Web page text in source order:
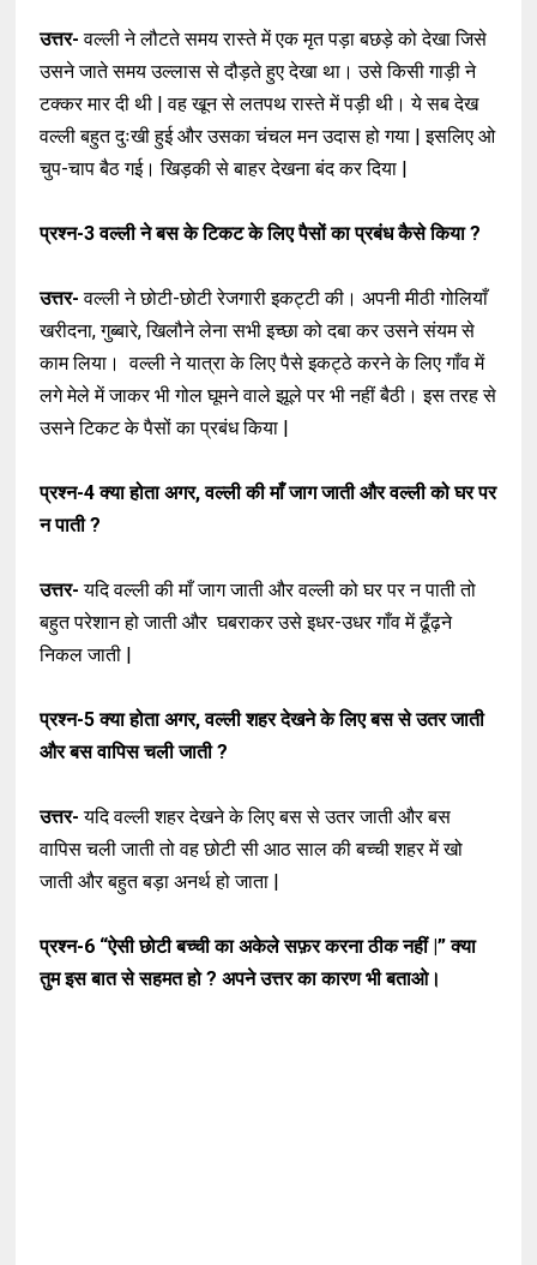
उत्तर-वल्ली ने लौटते समय रास्ते में एक मृत पड़ा बछड़े को देखा जिसे
उसने जाते समय उल्लास से दौड़ते हुए देखा था। उसे किसी गाड़ी ने
टक्कर मार दी थी | वह खून से लतपथ रास्ते में पड़ी थी। ये सब देख
वल्ली बहुत दुःखी हुई और उसका चंचल मन उदास हो गया | इसलिए ओ
चुप-चाप बैठ गई। खिड़की से बाहर देखना बंद कर दिया |
प्रश्न-3वल्ली ने बस के टिकट के लिए पैसों का प्रबंध कैसे किया ?
उत्तर- वल्ली ने छोटी-छोटी रेजगारी इकट्टी की। अपनी मीठी गोलियाँ
खरीदना, गुब्बारे, खिलौने लेना सभी इच्छा को दबा कर उसने संयम से
काम लिया। वल्ली ने यात्रा के लिए पैसे इकट्ठे करने के लिए गाँव में
लगे मेले में जाकर भी गोल घूमने वाले झूले पर भी नहीं बैठी। इस तरह से
उसने टिकट के पैसों का प्रबंध किया |
प्रश्न-4क्या होता अगर, वल्ली की माँ जाग जाती और वल्ली को घर पर
न पाती ?
उत्तर-यदि वल्ली की माँ जाग जाती और वल्ली को घर पर न पाती तो
बहुत परेशान हो जाती और घबराकर उसे इधर-उधर गाँव में ढूँढ़ने
निकल जाती |
प्रश्न-5क्या होता अगर, वल्ली शहर देखने के लिए बस से उतर जाती
और बस वापिस चली जाती ?
उत्तर-यदि वल्ली शहर देखने के लिए बस से उतर जाती और बस
वापिस चली जाती तो वह छोटी सी आठ साल की बच्ची शहर में खो
जाती और बहुत बड़ा अनर्थ हो जाता |
प्रश्न-6 “ऐसी छोटी बच्ची का अकेले सफ़र करना ठीक नहीं |”क्या
तुम इस बात से सहमत हो ? अपने उत्तर का कारण भी बताओ।